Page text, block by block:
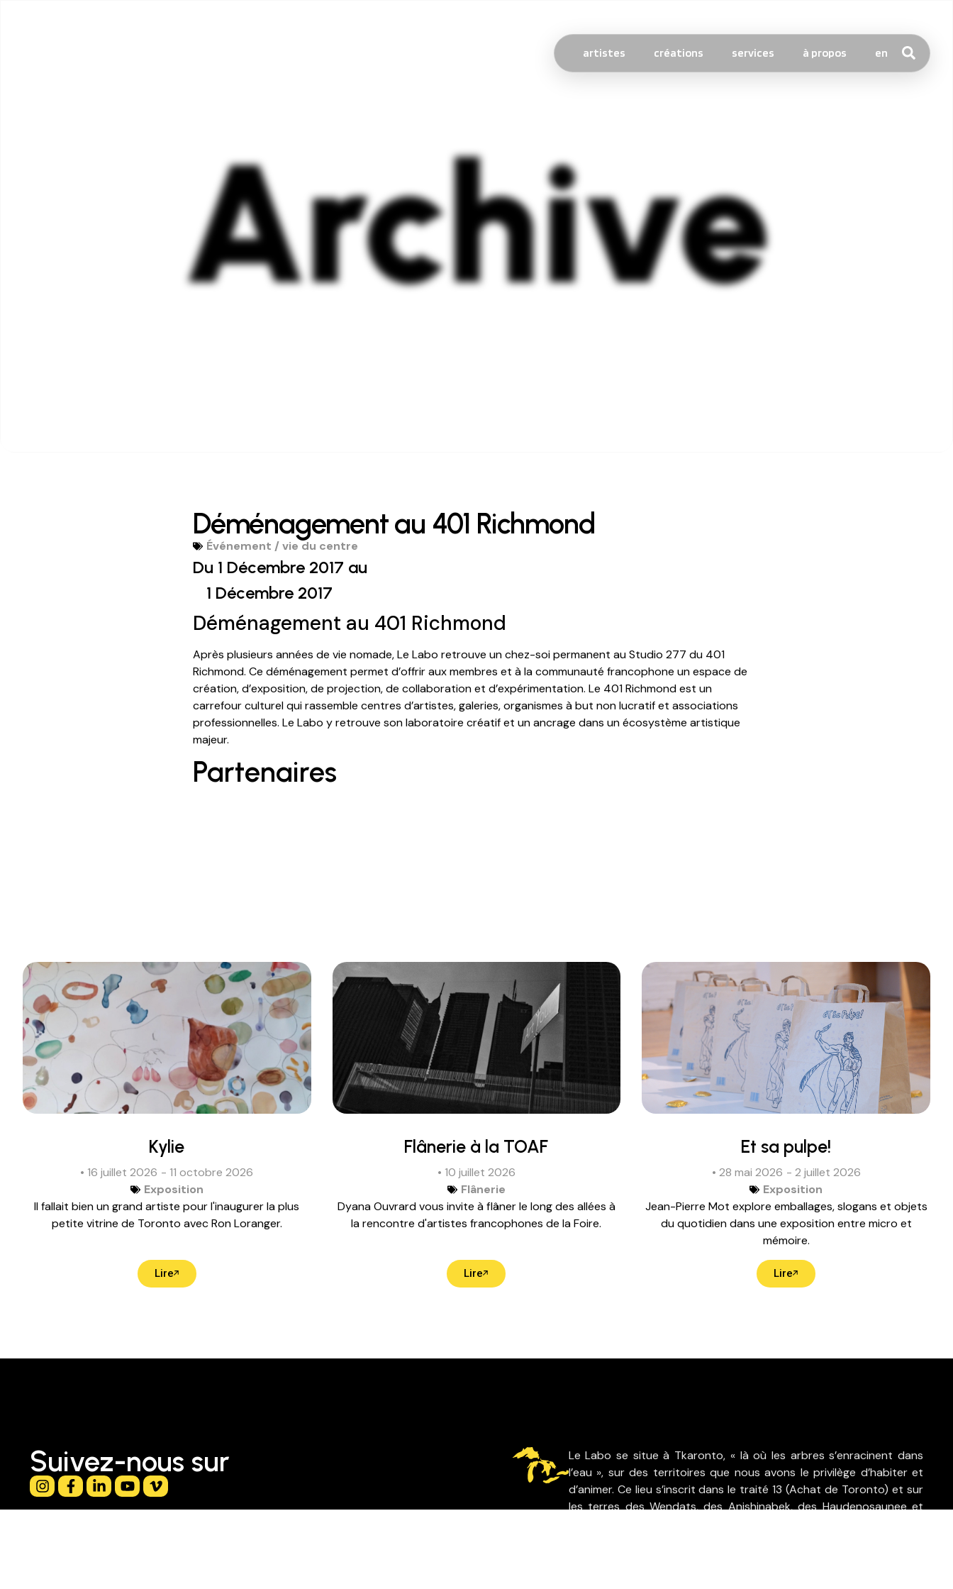
artistes créations services à propos en
Déménagement au 401 Richmond
Événement / vie du centre
Du 1 Décembre 2017 au
1 Décembre 2017
Déménagement au 401 Richmond
Après plusieurs années de vie nomade, Le Labo retrouve un chez-soi permanent au Studio 277 du 401
Richmond. Ce déménagement permet d’offrir aux membres et à la communauté francophone un espace de
création, d’exposition, de projection, de collaboration et d’expérimentation. Le 401 Richmond est un
carrefour culturel qui rassemble centres d’artistes, galeries, organismes à but non lucratif et associations
professionnelles. Le Labo y retrouve son laboratoire créatif et un ancrage dans un écosystème artistique
majeur.
Partenaires
Kylie
• 16 juillet 2026 - 11 octobre 2026
Exposition
Il fallait bien un grand artiste pour l'inaugurer la plus
petite vitrine de Toronto avec Ron Loranger.
Lire
Flânerie à la TOAF
• 10 juillet 2026
Flânerie
Dyana Ouvrard vous invite à flâner le long des allées à
la rencontre d'artistes francophones de la Foire.
Lire
Et sa pulpe!
• 28 mai 2026 - 2 juillet 2026
Exposition
Jean-Pierre Mot explore emballages, slogans et objets
du quotidien dans une exposition entre micro et
mémoire.
Lire
Suivez-nous sur
Le Labo se situe à Tkaronto, « là où les arbres s’enracinent dans
l’eau », sur des territoires que nous avons le privilège d’habiter et
d’animer. Ce lieu s’inscrit dans le traité 13 (Achat de Toronto) et sur
les terres des Wendats, des Anishinabek, des Haudenosaunee et